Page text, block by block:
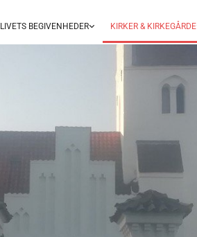
LIVETS BEGIVENHEDER KIRKER & KIRKEGÅRDE